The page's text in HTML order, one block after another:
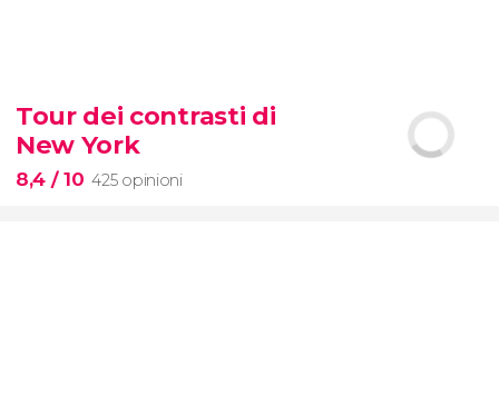
scoprite tutti i segreti dell'Arena
dei gladiatori
Tour dei contrasti di
New York
8,4 / 10 425 opinioni